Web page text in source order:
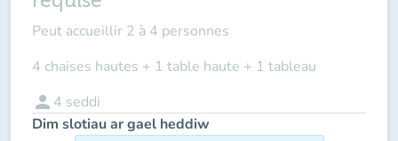
Peut accueillir 2 à 4 personnes
4 chaises hautes + 1 table haute + 1 tableau
person 4 seddi
Dim slotiau ar gael heddiw